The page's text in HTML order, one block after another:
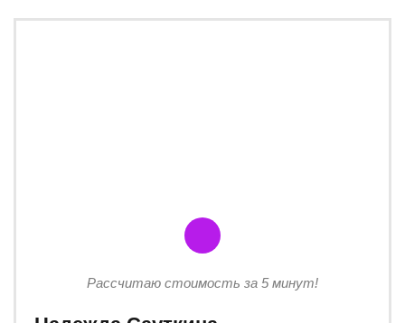
Рассчитаю стоимость за 5 минут!